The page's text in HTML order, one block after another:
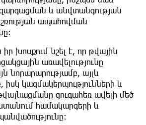
և անվտանգության
ապահովման
խոսքում նշել է, որ թվային
առավելությունը
նորարարությամբ, այլև
կազմակերպությունների և
զուգահեռ ավելի մեծ
համակարգերի և